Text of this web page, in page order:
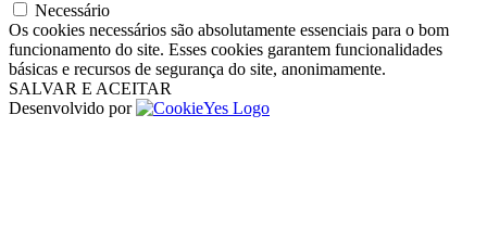
Necessário
Os cookies necessários são absolutamente essenciais para o bom
funcionamento do site. Esses cookies garantem funcionalidades
básicas e recursos de segurança do site, anonimamente.
SALVAR E ACEITAR
Desenvolvido por